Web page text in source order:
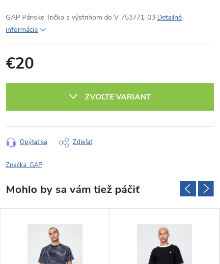
GAP Pánske Tričko s výstrihom do V 753771-03 Detailné
informácie
€20
ZVOĽTE VARIANT
Opýtať sa Zdieľať
Značka:GAP